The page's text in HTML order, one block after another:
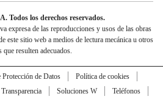
Todos los derechos reservados.
expresa de las reproducciones y usos de las obras
este sitio web a medios de lectura mecánica u otros
que resulten adecuados.
Protección de Datos
Política de cookies
Transparencia Soluciones W
Teléfonos